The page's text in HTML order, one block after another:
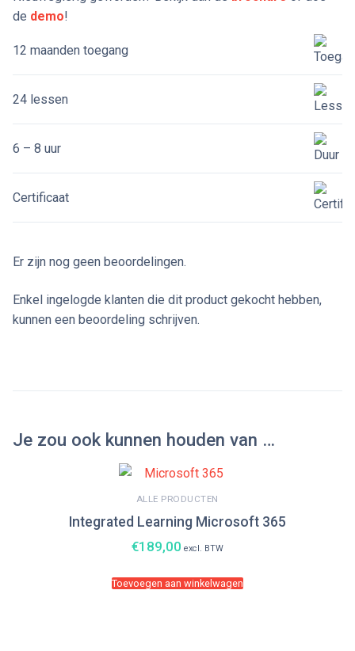
de demo!
12 maanden toegang
24 lessen
6 – 8 uur
Certificaat
Er zijn nog geen beoordelingen.
Enkel ingelogde klanten die dit product gekocht hebben,
kunnen een beoordeling schrijven.
Je zou ook kunnen houden van …
ALLE PRODUCTEN
Integrated Learning Microsoft 365
€189,00 excl. BTW
Toevoegen aan winkelwagen